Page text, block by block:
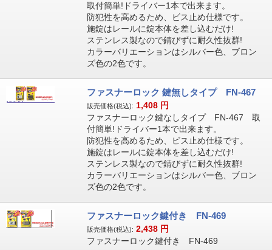
取付簡単!ドライバー1本で出来ます。
防犯性を高めるため、ビス止め仕様です。
施錠はレールに錠本体を差し込むだけ!
ステンレス製なので錆びずに耐久性抜群!
カラーバリエーションはシルバー色、ブロン
ズ色の2色です。
ファスナーロック 鍵無しタイプ FN-467
販売価格(税込): 1,408 円
ファスナーロック鍵なしタイプ FN-467 取
付簡単!ドライバー1本で出来ます。
防犯性を高めるため、ビス止め仕様です。
施錠はレールに錠本体を差し込むだけ!
ステンレス製なので錆びずに耐久性抜群!
カラーバリエーションはシルバー色、ブロン
ズ色の2色です。
ファスナーロック鍵付き FN-469
販売価格(税込): 2,438 円
ファスナーロック鍵付き FN-469